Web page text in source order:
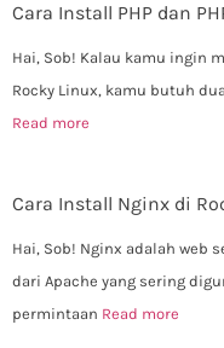
Cara Install PHP dan
Hai, Sob! Kalau kamu ingin
Rocky Linux, kamu butuh
Read more
Cara Install Nginx di
Hai, Sob! Nginx adalah web
dari Apache yang sering
permintaan Read more